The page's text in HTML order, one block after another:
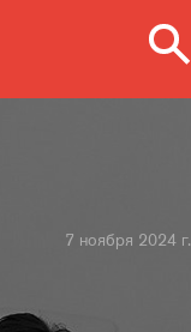
7 ноября 2024 г.